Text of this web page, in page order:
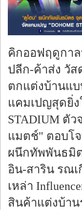
คิกออฟฤดูกา
ปลีก-ค้าส่ง วั
ตกแต่งบ้านแบ
แคมเปญสุดยิ่ง
STADIUM ตั
แมตช์" ตอบโ
ผนึกทัพพันธมิ
อิน-สาริน รณ
เหล่า
สินค้าแต่งบ้าน